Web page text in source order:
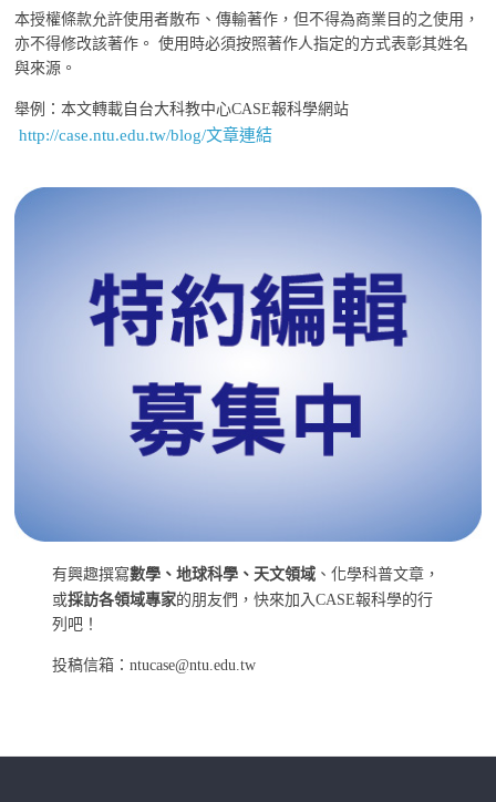
本授權條款允許使用者散布、傳輸著作，但不得為商業目的之使用，
亦不得修改該著作。 使用時必須按照著作人指定的方式表彰其姓名
與來源。
舉例：本文轉載自台大科教中心CASE報科學網站
http://case.ntu.edu.tw/blog/文章連結
有興趣撰寫數學、地球科學、天文領域 、化學科普文章，
或採訪各領域專家的朋友們，快來加入CASE報科學的行
列吧！
投稿信箱：ntucase@ntu.edu.tw